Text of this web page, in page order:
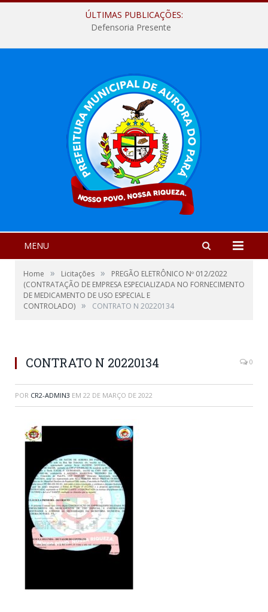
ÚLTIMAS PUBLICAÇÕES:
Defensoria Presente
MENU
Home » Licitações »
PREGÃO ELETRÔNICO Nº 012/2022
(CONTRATAÇÃO DE EMPRESA ESPECIALIZADA NO FORNECIMENTO
DE MEDICAMENTO DE USO ESPECIAL E
CONTROLADO) » CONTRATO N 20220134
CONTRATO N 20220134 0
POR CR2-ADMIN3 EM 22 DE MARÇO DE 2022